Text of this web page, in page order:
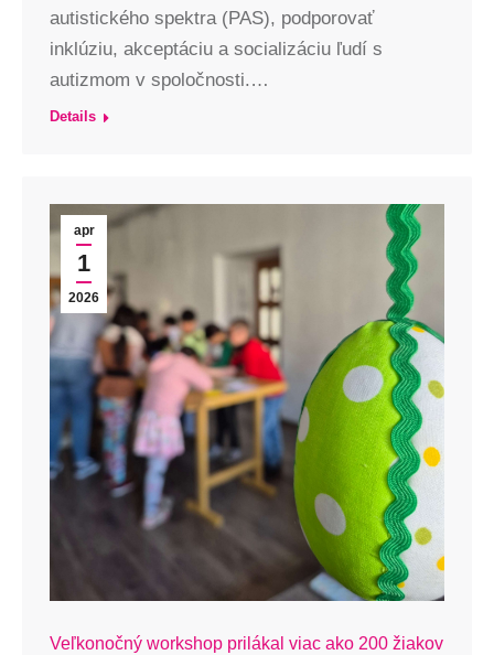
autistického spektra (PAS), podporovať
inklúziu, akceptáciu a socializáciu ľudí s
autizmom v spoločnosti.…
Details
apr
1
2026
Veľkonočný workshop prilákal viac ako 200 žiakov